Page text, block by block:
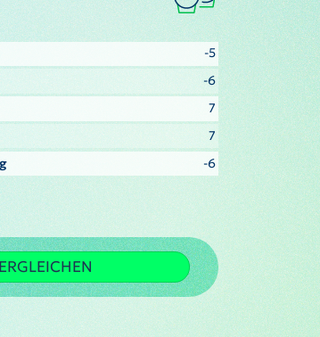
-5
-6
7
7
-6